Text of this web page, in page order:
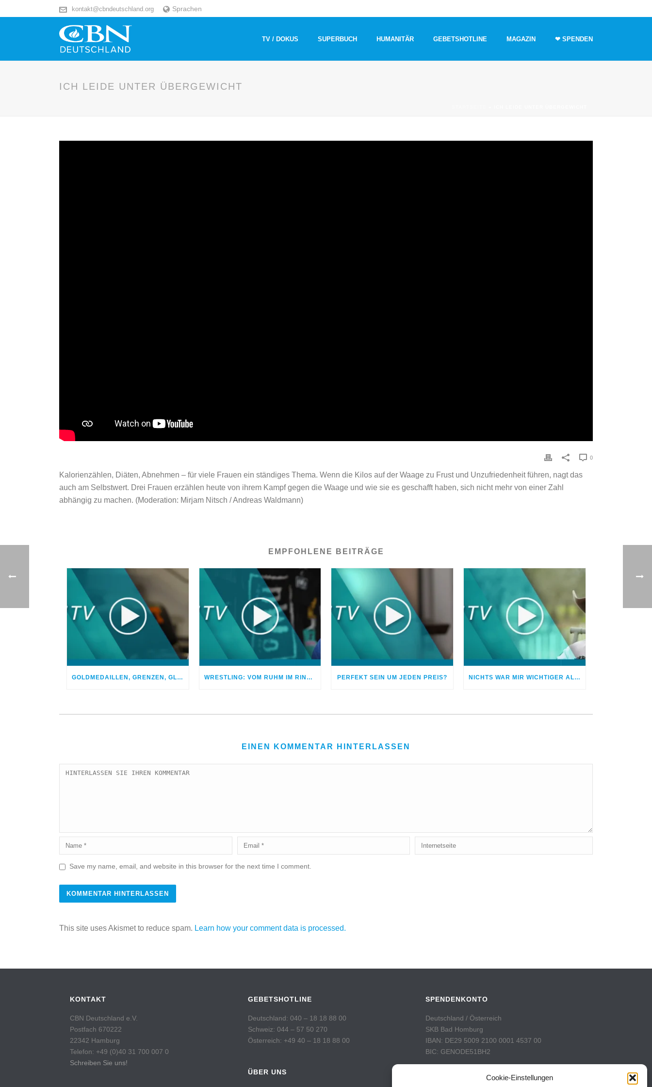
Cookie-Einstellungen
kontakt@cbndeutschland.org Sprachen
TV / DOKUS SUPERBUCH HUMANITÄR GEBETSHOTLINE MAGAZIN ❤ SPENDEN
ICH LEIDE UNTER ÜBERGEWICHT
0
Kalorienzählen, Diäten, Abnehmen – für viele Frauen ein ständiges Thema. Wenn die Kilos auf der Waage zu Frust und Unzufriedenheit führen, nagt das
auch am Selbstwert. Drei Frauen erzählen heute von ihrem Kampf gegen die Waage und wie sie es geschafft haben, sich nicht mehr von einer Zahl
abhängig zu machen. (Moderation: Mirjam Nitsch / Andreas Waldmann)
EMPFOHLENE BEITRÄGE
GOLDMEDAILLEN, GRENZEN, GLAUBE – WAS IM LEBEN WIRKLICH ZÄHLT WRESTLING: VOM RUHM IM RING ZUM FRIEDEN MIT GOTT PERFEKT SEIN UM JEDEN PREIS? NICHTS WAR MIR WICHTIGER ALS DER SPORT
EINEN KOMMENTAR HINTERLASSEN
Save my name, email, and website in this browser for the next time I comment.
This site uses Akismet to reduce spam. Learn how your comment data is processed.
KONTAKT
CBN Deutschland e.V.
Postfach 670222
22342 Hamburg
Telefon: +49 (0)40 31 700 007 0
Schreiben Sie uns!
GEBETSHOTLINE
Deutschland: 040 – 18 18 88 00
Schweiz: 044 – 57 50 270
Österreich: +49 40 – 18 18 88 00
ÜBER UNS
SPENDENKONTO
Deutschland / Österreich
SKB Bad Homburg
IBAN: DE29 5009 2100 0001 4537 00
BIC: GENODE51BH2